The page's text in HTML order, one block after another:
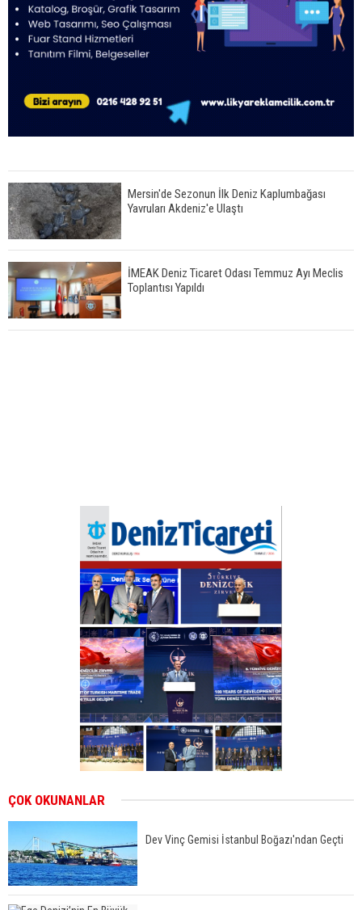
Mersin'de Sezonun İlk Deniz Kaplumbağası
Yavruları Akdeniz'e Ulaştı
İMEAK Deniz Ticaret Odası Temmuz Ayı Meclis
Toplantısı Yapıldı
ÇOK OKUNANLAR
Dev Vinç Gemisi İstanbul Boğazı'ndan Geçti